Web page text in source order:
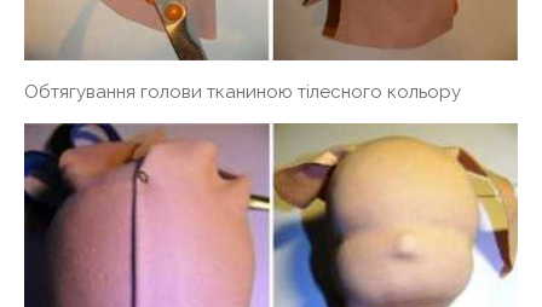
Обтягування голови тканиною тілесного кольору